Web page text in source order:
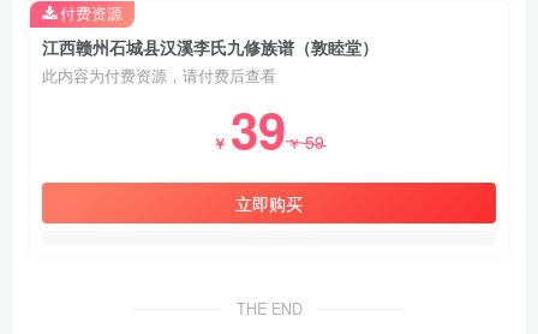
江西赣州石城县汉溪李氏九修族谱（敦睦堂）
此内容为付费资源，请付费后查看
￥ 39￥59
立即购买
付费资源
THE END